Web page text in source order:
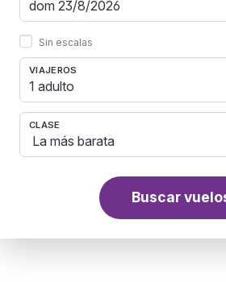
Sin escalas
VIAJEROS
1 adulto
CLASE
Buscar